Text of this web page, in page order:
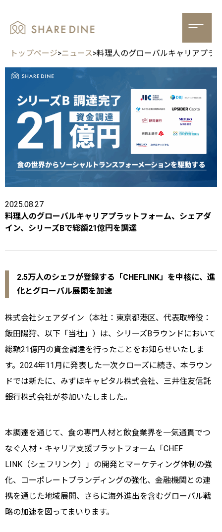
トップページ>ニュース>料理人のグローバルキャリアプラ
2025.08.27
料理人のグローバルキャリアプラットフォーム、シェアダ
イン、シリーズBで総額21億円を調達
2.5万人のシェフが登録する「CHEFLINK」を中核に、進
化とグローバル展開を加速
株式会社シェアダイン（本社：東京都港区、代表取締役：
飯田陽狩、以下「当社」）は、シリーズBラウンドにおいて
総額21億円の資金調達を行ったことをお知らせいたしま
す。2024年11月に発表した一次クローズに続き、本ラウン
ドでは新たに、みずほキャピタル株式会社、三井住友信託
銀行株式会社が参加いたしました。
本調達を通じて、食の専門人材と飲食業界を一気通貫でつ
なぐ人材・キャリア支援プラットフォーム「CHEF
LINK（シェフリンク）」の開発とマーケティング体制の強
化、コーポレートブランディングの強化、金融機関との連
携を通じた地域展開、さらに海外進出を含むグローバル戦
略の加速を図ってまいります。